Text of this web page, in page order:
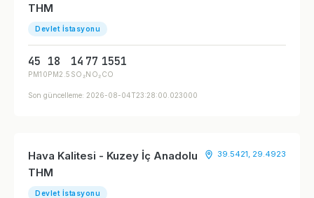
THM
Devlet İstasyonu
45
PM10
18
PM2.5
14
SO₂
77
NO₂
1551
CO
Son güncelleme: 2026-08-04T23:28:00.023000
Hava Kalitesi - Kuzey İç Anadolu
THM
Devlet İstasyonu
39.5421, 29.4923